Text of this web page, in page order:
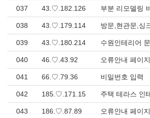
037 43.♡.182.126
038 43.♡.179.114
039 43.♡.180.214
040 46.♡.43.92 오류안내 페이지
041 66.♡.79.36 비밀번호 입력
042 185.♡.171.15
043 186.♡.87.89 오류안내 페이지